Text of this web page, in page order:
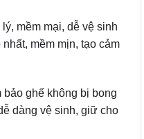
mềm mại, dễ vệ sinh
mềm mịn, tạo cảm
ghế không bị bong
dàng vệ sinh, giữ cho